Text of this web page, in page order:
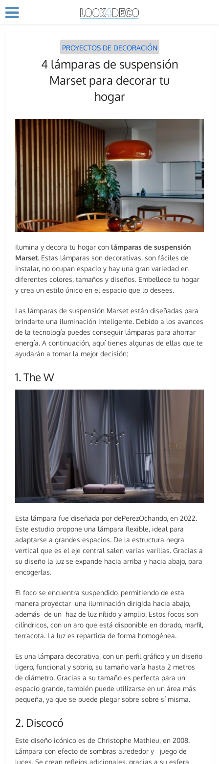
PROYECTOS DE DECORACIÓN
4 lámparas de suspensión
Marset para decorar tu
hogar
Ilumina y decora tu hogar con lámparas de suspensión
Marset. Estas lámparas son decorativas, son fáciles de
instalar, no ocupan espacio y hay una gran variedad en
diferentes colores, tamaños y diseños. Embellece tu hogar
y crea un estilo único en el espacio que lo desees.
Las lámparas de suspensión Marset están diseñadas para
brindarte una iluminación inteligente. Debido a los avances
de la tecnología puedes conseguir lámparas para ahorrar
energía. A continuación, aquí tienes algunas de ellas que te
ayudarán a tomar la mejor decisión:
1. The W
Esta lámpara fue diseñada por dePerezOchando, en 2022.
Este estudio propone una lámpara flexible, ideal para
adaptarse a grandes espacios. De la estructura negra
vertical que es el eje central salen varias varillas. Gracias a
su diseño la luz se expande hacia arriba y hacia abajo, para
encogerlas.
El foco se encuentra suspendido, permitiendo de esta
manera proyectar una iluminación dirigida hacia abajo,
además de un haz de luz nítido y amplio. Estos focos son
cilíndricos, con un aro que está disponible en dorado, marfil,
terracota. La luz es repartida de forma homogénea.
Es una lámpara decorativa, con un perfil gráfico y un diseño
ligero, funcional y sobrio, su tamaño varía hasta 2 metros
de diámetro. Gracias a su tamaño es perfecta para un
espacio grande, también puede utilizarse en un área más
pequeña, ya que se puede plegar sobre sobre sí misma.
2. Discocó
Este diseño icónico es de Christophe Mathieu, en 2008.
Lámpara con efecto de sombras alrededor y juego de
luces. Se crean reflejos adicionales, gracias a su esfera